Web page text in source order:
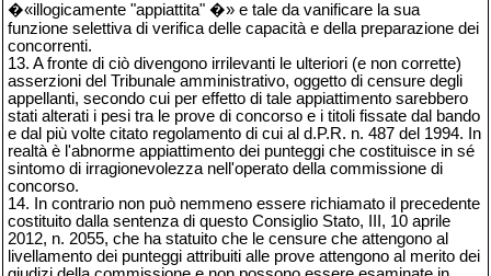
�«illogicamente "appiattita" �» e tale da vanificare la sua
funzione selettiva di verifica delle capacità e della preparazione dei
concorrenti.
13. A fronte di ciò divengono irrilevanti le ulteriori (e non corrette)
asserzioni del Tribunale amministrativo, oggetto di censure degli
appellanti, secondo cui per effetto di tale appiattimento sarebbero
stati alterati i pesi tra le prove di concorso e i titoli fissate dal bando
e dal più volte citato regolamento di cui al d.P.R. n. 487 del 1994. In
realtà è l'abnorme appiattimento dei punteggi che costituisce in sé
sintomo di irragionevolezza nell'operato della commissione di
concorso.
14. In contrario non può nemmeno essere richiamato il precedente
costituito dalla sentenza di questo Consiglio Stato, III, 10 aprile
2012, n. 2055, che ha statuito che le censure che attengono al
livellamento dei punteggi attribuiti alle prove attengono al merito dei